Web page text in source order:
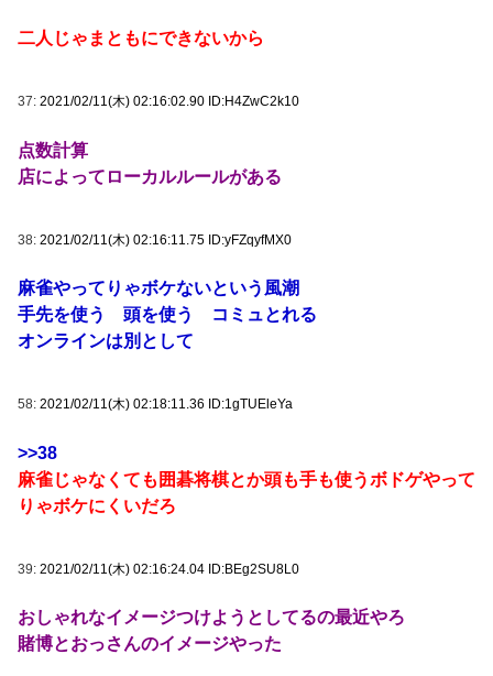
二人じゃまともにできないから
37: 2021/02/11(木) 02:16:02.90 ID:H4ZwC2k10
点数計算
店によってローカルルールがある
38: 2021/02/11(木) 02:16:11.75 ID:yFZqyfMX0
麻雀やってりゃボケないという風潮
手先を使う 頭を使う コミュとれる
オンラインは別として
58: 2021/02/11(木) 02:18:11.36 ID:1gTUEleYa
>>38
麻雀じゃなくても囲碁将棋とか頭も手も使うボドゲやって
りゃボケにくいだろ
39: 2021/02/11(木) 02:16:24.04 ID:BEg2SU8L0
おしゃれなイメージつけようとしてるの最近やろ
賭博とおっさんのイメージやった